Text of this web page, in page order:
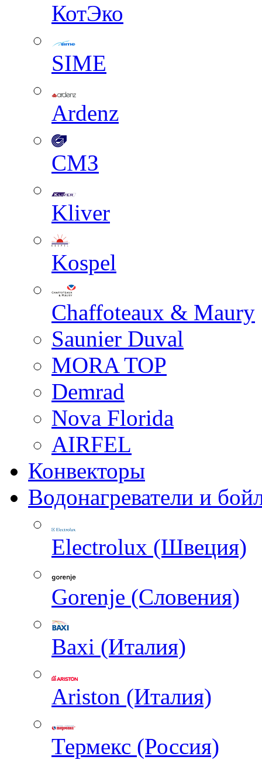
КотЭко
SIME
Ardenz
СМЗ
Kliver
Kospel
Chaffoteaux & Maury
Saunier Duval
MORA TOP
Demrad
Nova Florida
AIRFEL
Конвекторы
Водонагреватели и
Electrolux (Швеция)
Gorenje (Словения)
Baxi (Италия)
Ariston (Италия)
Термекс (Россия)